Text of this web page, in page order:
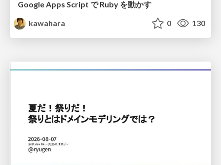
Google Apps Script で Ruby を動かす
kawahara
0 130